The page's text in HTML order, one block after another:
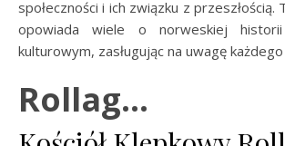
społeczności i ich związku z
opowiada wiele o norweskiej
kulturowym, zasługując na uwagę
Rollag…